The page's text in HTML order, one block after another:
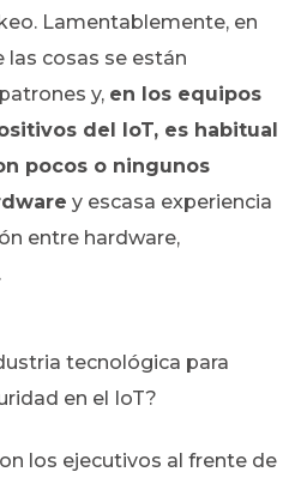
Lamentablemente, en
cosas se están
y, en los equipos
del IoT, es habitual
pocos o ningunos
y escasa experiencia
entre hardware,
tecnológica para
en el IoT?
los ejecutivos al frente de